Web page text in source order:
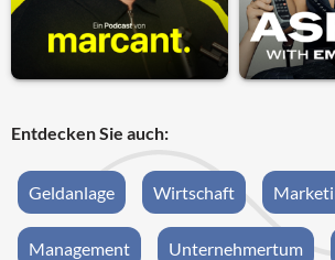
Entdecken Sie auch:
Geldanlage Wirtschaft
Management Unternehmertum